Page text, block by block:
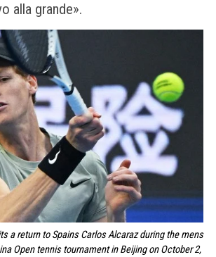
alla grande».
a return to Spains Carlos Alcaraz during the mens
Open tennis tournament in Beijing on October 2,